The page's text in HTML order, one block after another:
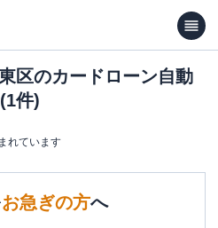
区のカードローン自動
件)
れています
お急ぎの方へ